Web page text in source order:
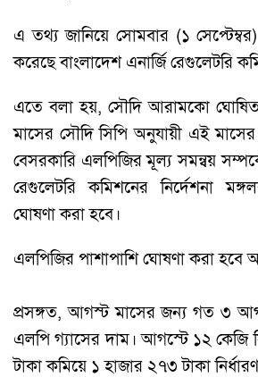
এ তথ্য জানিয়ে সোমবার (১ সেপ্টেম্বর)
করেছে বাংলাদেশ এনার্জি রেগুলেটরি
এতে বলা হয়, সৌদি আরামকো ঘোষিত
মাসের সৌদি সিপি অনুযায়ী এই মাসের
বেসরকারি এলপিজির মূল্য সমন্বয়
রেগুলেটরি কমিশনের নির্দেশনা
ঘোষণা করা হবে।
এলপিজির পাশাপাশি ঘোষণা করা হবে
প্রসঙ্গত, আগস্ট মাসের জন্য গত ৩
এলপি গ্যাসের দাম। আগস্টে ১২ কেজি
টাকা কমিয়ে ১ হাজার ২৭৩ টাকা